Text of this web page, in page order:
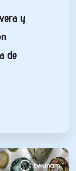
y
de